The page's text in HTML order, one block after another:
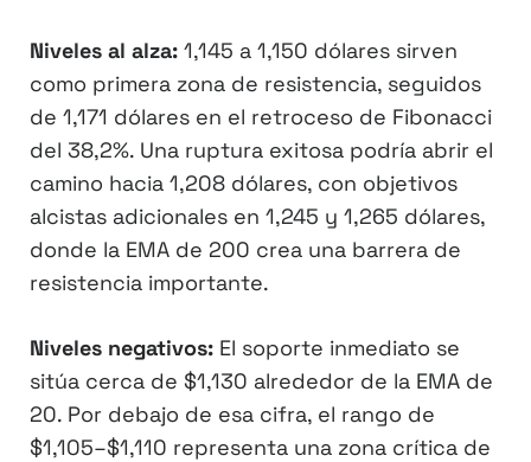
Niveles al alza: 1,145 a 1,150 dólares sirven
como primera zona de resistencia, seguidos
de 1,171 dólares en el retroceso de Fibonacci
del 38,2%. Una ruptura exitosa podría abrir el
camino hacia 1,208 dólares, con objetivos
alcistas adicionales en 1,245 y 1,265 dólares,
donde la EMA de 200 crea una barrera de
resistencia importante.
Niveles negativos: El soporte inmediato se
sitúa cerca de $1,130 alrededor de la EMA de
20. Por debajo de esa cifra, el rango de
$1,105–$1,110 representa una zona crítica de